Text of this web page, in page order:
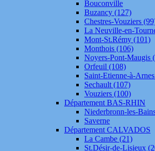
Bouconville
Buzancy (127)
Chestres-Vouziers
La Neuville-en-
Mont-St.Rémy (101)
Monthois (106)
Noyers-Pont-Maugis
Orfeuil (108)
Saint-Etienne-à-
Sechault (107)
Vouziers (100)
Département BAS-RHIN
Niederbronn-les-
Saverne
Département CALVADOS
La Cambe (21)
St.Désir-de-Lisieux